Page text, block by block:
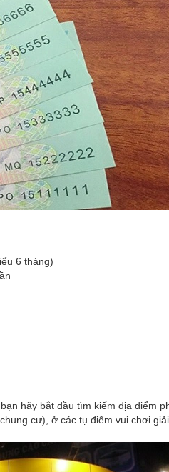
6 tháng)
hãy bắt đầu tìm kiếm địa điểm
cư), ở các tụ điểm vui chơi